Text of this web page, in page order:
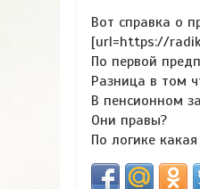
Вот справка о
[url=https://
По первой
Разница в том
В пенсионном
Они правы?
По логике